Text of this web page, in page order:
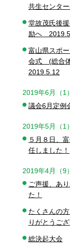
共生センタ
堂故茂氏後
励へ
富山県スポ
会式 (総合
2019.5.12
2019年6月（1）
議会6月定例
2019年5月（1）
５月８日、
任しました！
2019年4月（9）
ご声援、あ
た！
たくさんの
りがとうご
総決起大会